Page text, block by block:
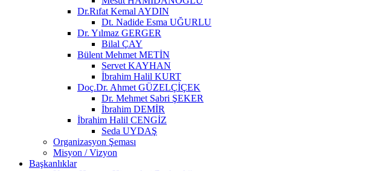
Dr.Rıfat Kemal AYDIN
Dt. Nadide Esma UĞURLU
Dr. Yılmaz GERGER
Bilal ÇAY
Bülent Mehmet METİN
Servet KAYHAN
İbrahim Halil KURT
Doç.Dr. Ahmet GÜZELÇİÇEK
Dr. Mehmet Sabri ŞEKER
İbrahim DEMİR
İbrahim Halil CENGİZ
Seda UYDAŞ
Organizasyon Şeması
Misyon / Vizyon
Başkanlıklar